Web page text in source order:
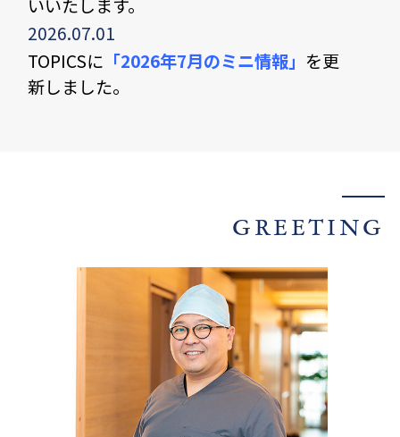
いいたします。
2026.07.01
TOPICSに 「2026年7月のミニ情報」 を更
新しました。
原材料・物流コスト等の高騰、商品リニュ
定しております。
何卒ご理解いただきますようお願い申し上
GREETING